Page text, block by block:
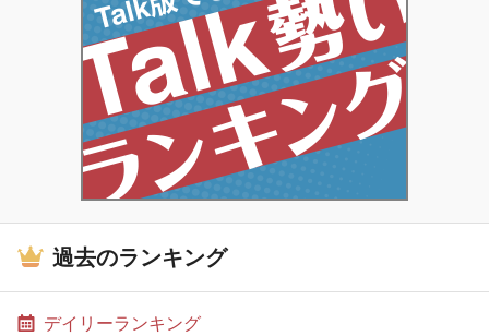
過去のランキング
デイリーランキング